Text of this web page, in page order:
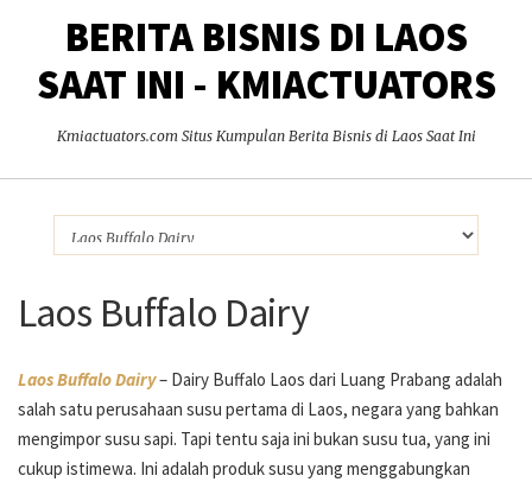
BERITA BISNIS DI LAOS
SAAT INI - KMIACTUATORS
Kmiactuators.com Situs Kumpulan Berita Bisnis di Laos Saat Ini
Laos Buffalo Dairy
Laos Buffalo Dairy– Dairy Buffalo Laos dari Luang Prabang adalah
salah satu perusahaan susu pertama di Laos, negara yang bahkan
mengimpor susu sapi. Tapi tentu saja ini bukan susu tua, yang ini
cukup istimewa. Ini adalah produk susu yang menggabungkan